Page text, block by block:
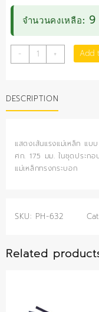
จำนวนคงเหลือ: 9
-
ชุด
เส้น
เหล็ก
3
quantity
+ Add
DESCRIPTION
แสดงเส้นแรงแม่เหล็ก แ
ศก. 175 มม. ในชุดประก
แม่เหล็กทรงกระบอก
SKU: PH-632
Related